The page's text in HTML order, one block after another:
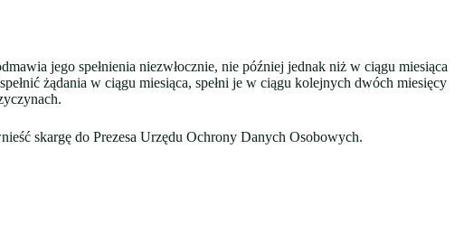
jego spełnienia niezwłocznie, nie później jednak niż w ciągu miesiąca
żądania w ciągu miesiąca, spełni je w ciągu kolejnych dwóch miesięcy
skargę do Prezesa Urzędu Ochrony Danych Osobowych.